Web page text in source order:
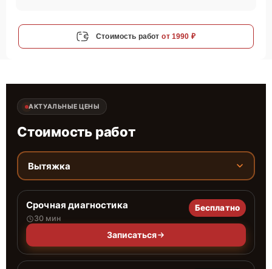
Стоимость работ от 1990 ₽
АКТУАЛЬНЫЕ ЦЕНЫ
Стоимость работ
Вытяжка
Срочная диагностика
30 мин
Бесплатно
Записаться